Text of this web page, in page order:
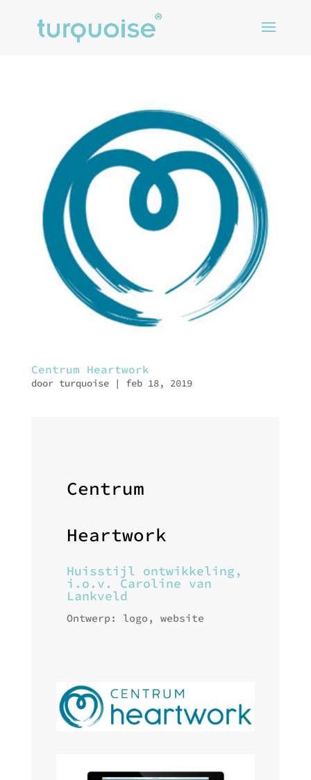
Centrum Heartwork
door turquoise| feb 18, 2019
Centrum
Heartwork
Huisstijl ontwikkeling,
i.o.v. Caroline van
Lankveld
Ontwerp: logo, website